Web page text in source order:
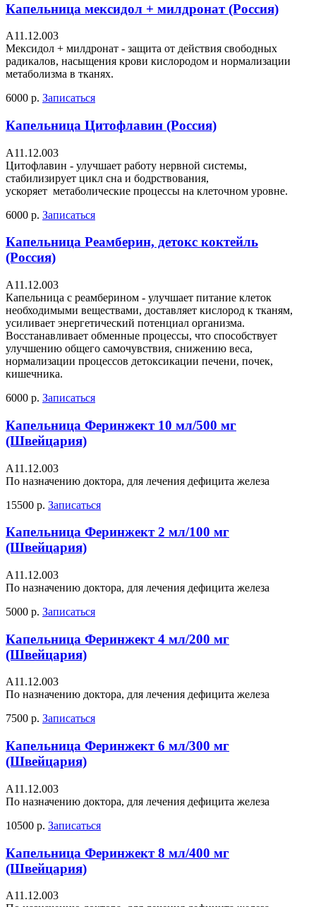
Капельница мексидол + милдронат (Россия)
А11.12.003
Мексидол + милдронат - защита от действия свободных
радикалов, насыщения крови кислородом и нормализации
метаболизма в тканях.
6000 р. Записаться
Капельница Цитофлавин (Россия)
А11.12.003
Цитофлавин - улучшает работу нервной системы,
стабилизирует цикл сна и бодрствования,
ускоряет метаболические процессы на клеточном уровне.
6000 р. Записаться
Капельница Реамберин, детокс коктейль
(Россия)
А11.12.003
Капельница с реамберином - улучшает питание клеток
необходимыми веществами, доставляет кислород к тканям,
усиливает энергетический потенциал организма.
Восстанавливает обменные процессы, что способствует
улучшению общего самочувствия, снижению веса,
нормализации процессов детоксикации печени, почек,
кишечника.
6000 р. Записаться
Капельница Феринжект 10 мл/500 мг
(Швейцария)
А11.12.003
По назначению доктора, для лечения дефицита железа
15500 р. Записаться
Капельница Феринжект 2 мл/100 мг
(Швейцария)
А11.12.003
По назначению доктора, для лечения дефицита железа
5000 р. Записаться
Капельница Феринжект 4 мл/200 мг
(Швейцария)
А11.12.003
По назначению доктора, для лечения дефицита железа
7500 р. Записаться
Капельница Феринжект 6 мл/300 мг
(Швейцария)
А11.12.003
По назначению доктора, для лечения дефицита железа
10500 р. Записаться
Капельница Феринжект 8 мл/400 мг
(Швейцария)
А11.12.003